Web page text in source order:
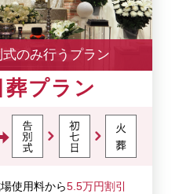
のみ行うプラン
葬プラン
使用料から5.5万円割引